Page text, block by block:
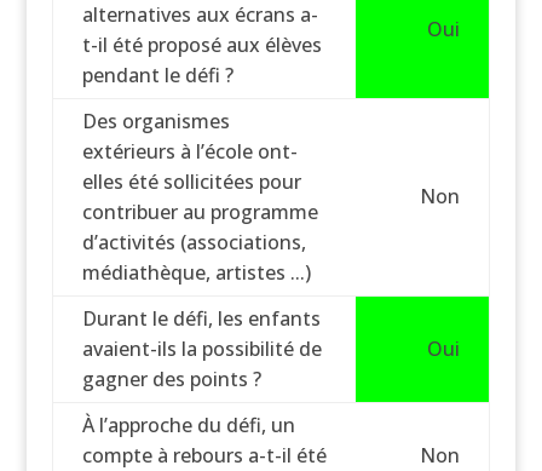
alternatives aux écrans a-
t-il été proposé aux élèves
pendant le défi ?
Oui
Des organismes
extérieurs à l’école ont-
elles été sollicitées pour
contribuer au programme
d’activités (associations,
médiathèque, artistes ...)
Non
Durant le défi, les enfants
avaient-ils la possibilité de
gagner des points ?
Oui
À l’approche du défi, un
compte à rebours a-t-il été
Non